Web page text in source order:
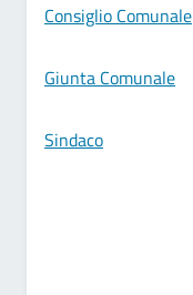
Consiglio Comunale
Giunta Comunale
Sindaco